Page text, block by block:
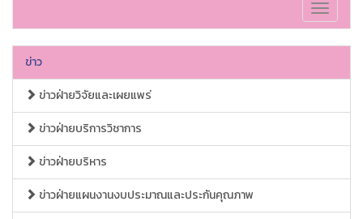
Toggle
ข่าว
ข่าวฝ่ายวิจัยและเผยแพร่
ข่าวฝ่ายบริการวิชาการ
ข่าวฝ่ายบริหาร
ข่าวฝ่ายแผนงานงบประมาณและประกันคุณภาพ